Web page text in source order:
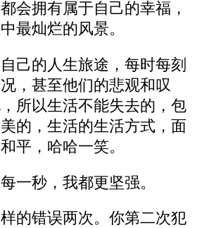
会拥有属于自己的幸福，
最灿烂的风景。
己的人生旅途，每时每刻
，甚至他们的悲观和叹
所以生活不能失去的，包
的，生活的生活方式，面
平，哈哈一笑。
一秒，我都更坚强。
的错误两次。你第二次犯